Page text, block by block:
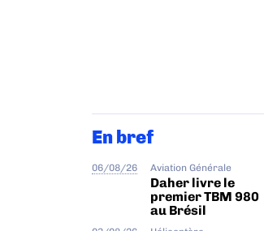
En bref
06/08/26 Aviation Générale
Daher livre le
premier TBM 980
au Brésil